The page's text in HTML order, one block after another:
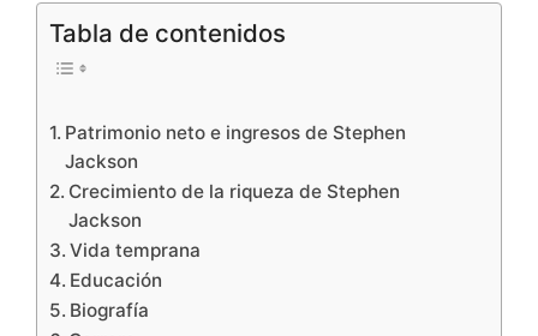
Tabla de contenidos
Patrimonio neto e ingresos de Stephen
Jackson
Crecimiento de la riqueza de Stephen
Jackson
Vida temprana
Educación
Biografía